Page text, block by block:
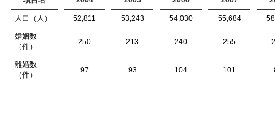
人口（人） 52,811 53,243 54,030 55,684
婚姻数
（件）
250 213 240 255
離婚数
（件）
97 93 104 101